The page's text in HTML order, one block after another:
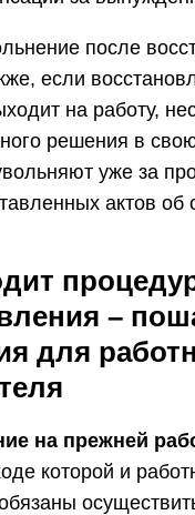
после
если
на работу,
решения в
уже за
актов об
–
для
на прежней
которой и